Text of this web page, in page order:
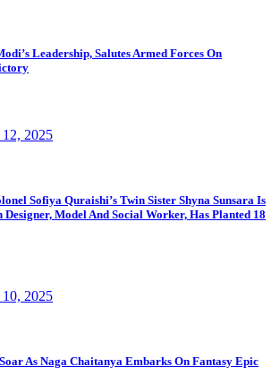
Leadership, Salutes Armed Forces On
2025
Sofiya Quraishi’s Twin Sister Shyna Sunsara Is
Model And Social Worker, Has Planted 18
2025
As Naga Chaitanya Embarks On Fantasy Epic